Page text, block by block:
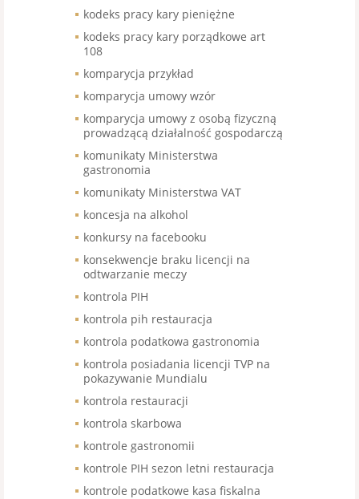
kodeks pracy kary pieniężne
kodeks pracy kary porządkowe art
108
komparycja przykład
komparycja umowy wzór
komparycja umowy z osobą fizyczną
prowadzącą działalność gospodarczą
komunikaty Ministerstwa
gastronomia
komunikaty Ministerstwa VAT
koncesja na alkohol
konkursy na facebooku
konsekwencje braku licencji na
odtwarzanie meczy
kontrola PIH
kontrola pih restauracja
kontrola podatkowa gastronomia
kontrola posiadania licencji TVP na
pokazywanie Mundialu
kontrola restauracji
kontrola skarbowa
kontrole gastronomii
kontrole PIH sezon letni restauracja
kontrole podatkowe kasa fiskalna